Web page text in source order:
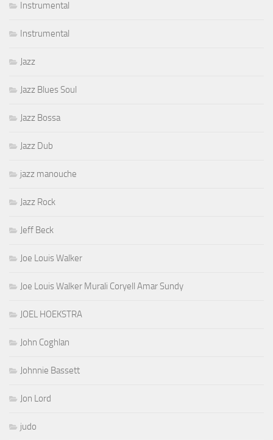
Instrumental
Instrumental
Jazz
Jazz Blues Soul
Jazz Bossa
Jazz Dub
jazz manouche
Jazz Rock
Jeff Beck
Joe Louis Walker
Joe Louis Walker Murali Coryell Amar Sundy
JOEL HOEKSTRA
John Coghlan
Johnnie Bassett
Jon Lord
judo